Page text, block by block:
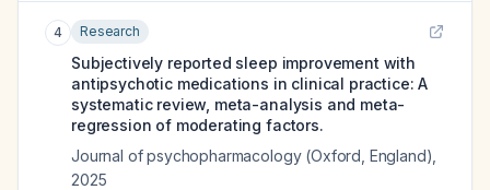
4 Research
Subjectively reported sleep improvement with
antipsychotic medications in clinical practice: A
systematic review, meta-analysis and meta-
regression of moderating factors.
Journal of psychopharmacology (Oxford, England)
2025